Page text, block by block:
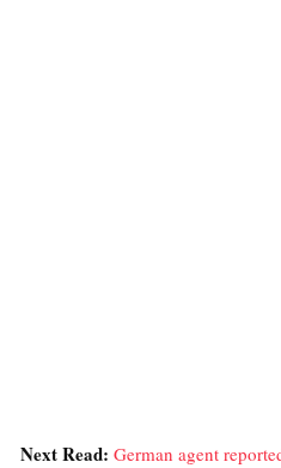
Next Read: German agent